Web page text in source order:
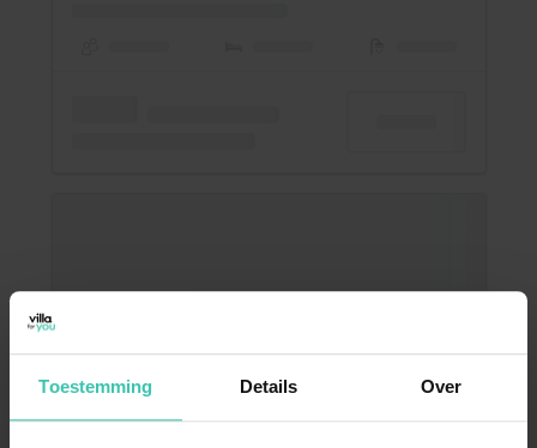
Toestemming Details Over